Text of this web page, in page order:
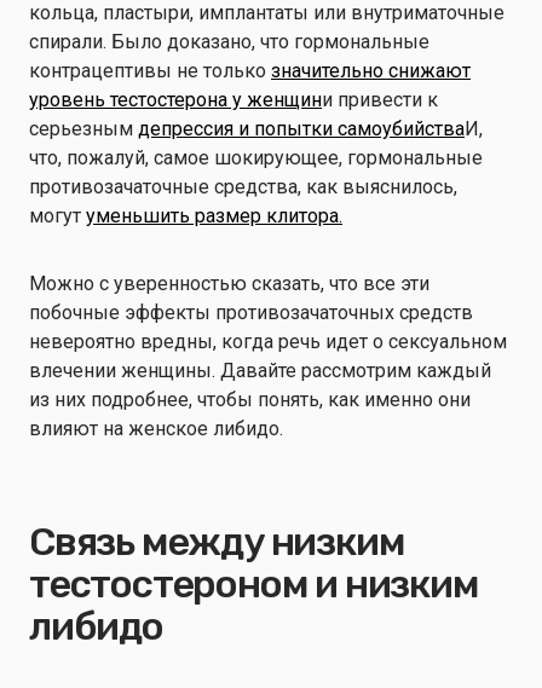
кольца, пластыри, имплантаты или внутриматочные
спирали. Было доказано, что гормональные
контрацептивы не только значительно снижают
уровень тестостерона у женщини привести к
серьезным депрессия и попытки самоубийстваИ,
что, пожалуй, самое шокирующее, гормональные
противозачаточные средства, как выяснилось,
могут уменьшить размер клитора.
Можно с уверенностью сказать, что все эти
побочные эффекты противозачаточных средств
невероятно вредны, когда речь идет о сексуальном
влечении женщины. Давайте рассмотрим каждый
из них подробнее, чтобы понять, как именно они
влияют на женское либидо.
Связь между низким
тестостероном и низким
либидо